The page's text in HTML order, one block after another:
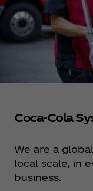
Coca‑Cola
We are a
local scale, in
business.